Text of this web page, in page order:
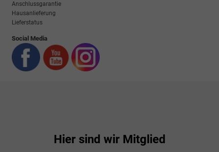
Anschlussgarantie
Hausanlieferung
Lieferstatus
Social Media
Hier sind wir Mitglied